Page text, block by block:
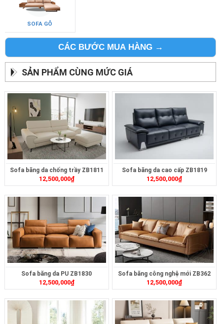
SOFA GỖ
CÁC BƯỚC MUA HÀNG →
SẢN PHẨM CÙNG MỨC GIÁ
Sofa băng da chống trầy ZB1811
12,500,000₫
Sofa băng da cao cấp ZB1819
12,500,000₫
Sofa băng da PU ZB1830
12,500,000₫
Sofa băng công nghệ mới ZB362
12,500,000₫